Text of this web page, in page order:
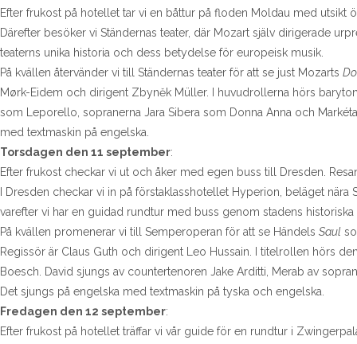
Efter frukost på hotellet tar vi en båttur på floden Moldau med utsikt
Därefter besöker vi Ständernas teater, där Mozart själv dirigerade
teaterns unika historia och dess betydelse för europeisk musik.
På kvällen återvänder vi till Ständernas teater för att se just Mozarts
Mørk-Eidem och dirigent Zbyněk Müller. I huvudrollerna hörs
som Leporello, sopranerna Jara Sibera som Donna Anna och
med textmaskin på engelska.
Torsdagen den 11 september:
Efter frukost checkar vi ut och åker med egen buss till Dresden.
I Dresden checkar vi in på förstaklasshotellet Hyperion, beläget
varefter vi har en guidad rundtur med buss genom stadens historiska
På kvällen promenerar vi till Semperoperan för att se Händels Saul
Regissör är Claus Guth och dirigent Leo Hussain. I titelrollen hörs
Boesch. David sjungs av countertenoren Jake Arditti, Merab av
Det sjungs på engelska med textmaskin på tyska och engelska.
Fredagen den 12 september:
Efter frukost på hotellet träffar vi vår guide för en rundtur i